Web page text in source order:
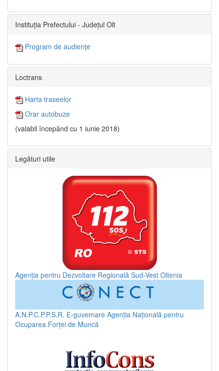
Instituția Prefectului - Județul Olt
Program de audiențe
Loctrans
Harta traseelor
Orar autobuze
(valabil începând cu 1 iunie 2018)
Legături utile
Agenția pentru Dezvoltare Regională Sud-Vest Oltenia
A.N.P.C.P.P.S.R. E-guvernare Agenția Națională pentru
Ocuparea Forței de Muncă